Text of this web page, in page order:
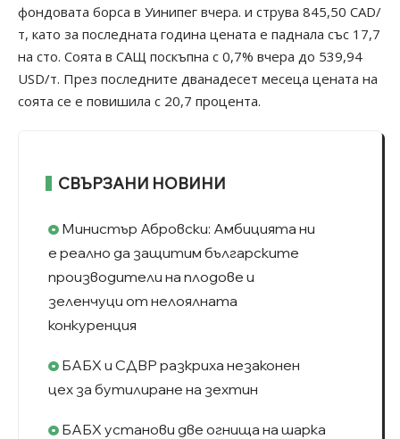
фондовата борса в Уинипег вчера. и струва 845,50 CAD/
т, като за последната година цената е паднала със 17,7
на сто. Соята в САЩ поскъпна с 0,7% вчера до 539,94
USD/т. През последните дванадесет месеца цената на
соята се е повишила с 20,7 процента.
СВЪРЗАНИ НОВИНИ
Министър Абровски: Амбицията ни
е реално да защитим българските
производители на плодове и
зеленчуци от нелоялната
конкуренция
БАБХ и СДВР разкриха незаконен
цех за бутилиране на зехтин
БАБХ установи две огнища на шарка